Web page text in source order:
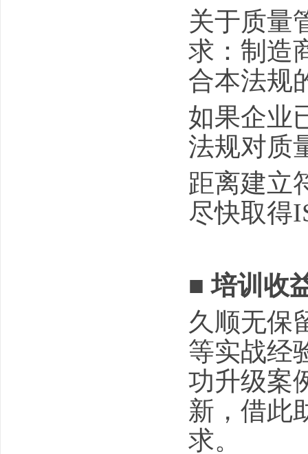
关于质量
求：制造
合本法规
如果企业
法规对质
距离建立
尽快取得
■ 培训收
久顺无保
等实战经
功升级案
新，借此
求。